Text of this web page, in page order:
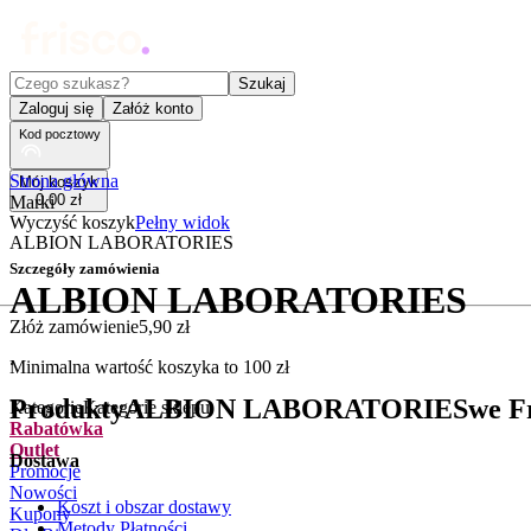
Czego szukasz?
Szukaj
Zaloguj się
Załóż konto
Kod pocztowy
Mój koszyk
0,00 zł
Wyczyść koszykPełny widok
Szczegóły zamówienia
Złóż zamówienie5,90 zł
Minimalna wartość koszyka to 100 zł
KategorieKategorie sklepu
Rabatówka
Outlet
Promocje
Nowości
Kupony
Strona główna
Marki
ALBION LABORATORIES
ALBION LABORATORIES
.
ProduktyALBION LABORATORIESwe
Dostawa
Koszt i obszar dostawy